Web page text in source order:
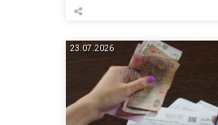
23.07.2026